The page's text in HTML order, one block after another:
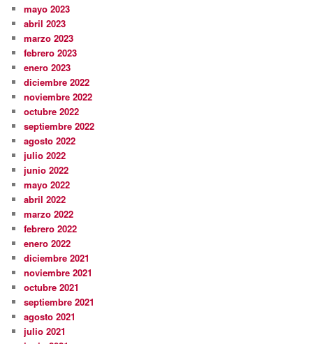
mayo 2023
abril 2023
marzo 2023
febrero 2023
enero 2023
diciembre 2022
noviembre 2022
octubre 2022
septiembre 2022
agosto 2022
julio 2022
junio 2022
mayo 2022
abril 2022
marzo 2022
febrero 2022
enero 2022
diciembre 2021
noviembre 2021
octubre 2021
septiembre 2021
agosto 2021
julio 2021